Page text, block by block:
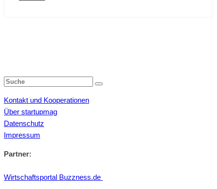
Kontakt und Kooperationen
Über startupmag
Datenschutz
Impressum
Partner:
Wirtschaftsportal Buzzness.de